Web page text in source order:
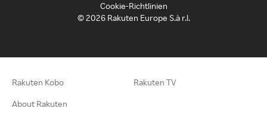
Cookie-Richtlinien
© 2026 Rakuten Europe S.à r.l.
Rakuten Kobo Rakuten TV
About Rakuten